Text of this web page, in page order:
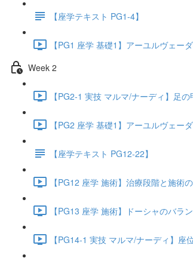
【座学テキスト PG1-4】
【PG1 座学 基礎1】アーユルヴェー
Week 2
【PG2-1 実技 マルマ/ナーディ】足
【PG2 座学 基礎1】アーユルヴェー
【座学テキスト PG12-22】
【PG12 座学 施術】治療段階と施術
【PG13 座学 施術】ドーシャのバラ
【PG14-1 実技 マルマ/ナーディ】